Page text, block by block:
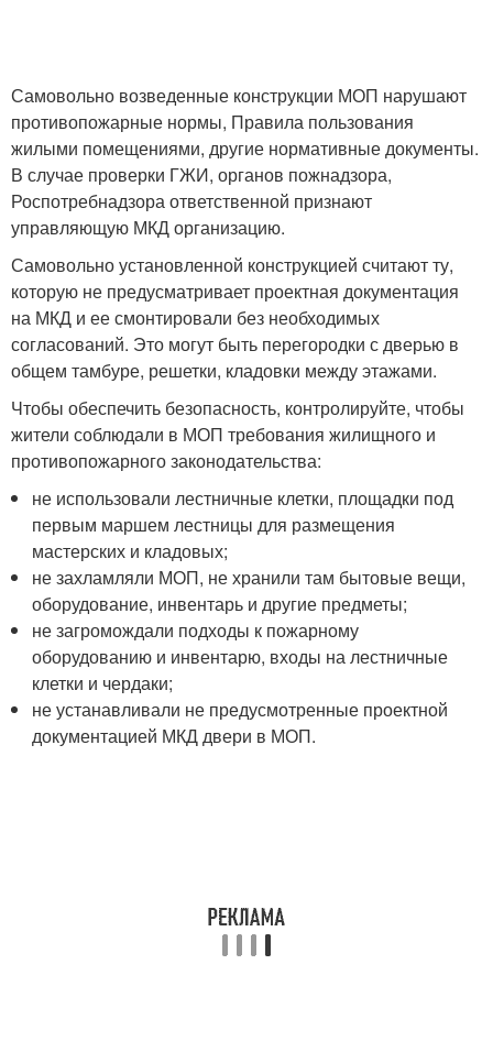
Самовольно возведенные конструкции МОП нарушают
противопожарные нормы, Правила пользования
жилыми помещениями, другие нормативные документы.
В случае проверки ГЖИ, органов пожнадзора,
Роспотребнадзора ответственной признают
управляющую МКД организацию.
Самовольно установленной конструкцией считают ту,
которую не предусматривает проектная документация
на МКД и ее смонтировали без необходимых
согласований. Это могут быть перегородки с дверью в
общем тамбуре, решетки, кладовки между этажами.
Чтобы обеспечить безопасность, контролируйте, чтобы
жители соблюдали в МОП требования жилищного и
противопожарного законодательства:
не использовали лестничные клетки, площадки под
первым маршем лестницы для размещения
мастерских и кладовых;
не захламляли МОП, не хранили там бытовые вещи,
оборудование, инвентарь и другие предметы;
не загромождали подходы к пожарному
оборудованию и инвентарю, входы на лестничные
клетки и чердаки;
не устанавливали не предусмотренные проектной
документацией МКД двери в МОП.